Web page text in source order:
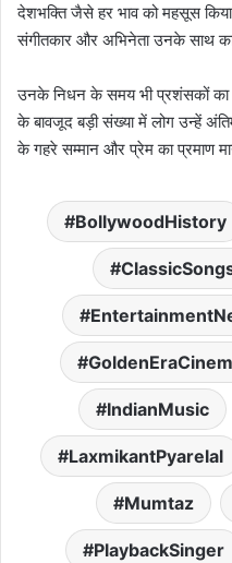
देशभक्ति जैसे हर भाव को महसूस
संगीतकार और अभिनेता उनके साथ
उनके निधन के समय भी प्रशंसकों का
के बावजूद बड़ी संख्या में लोग उन्हें
के गहरे सम्मान और प्रेम का प्रमाण
BollywoodHistory
IndianMusic
LaxmikantPyarelal
Mumtaz
PlaybackSinger